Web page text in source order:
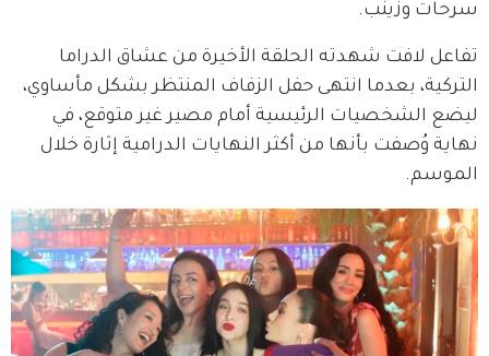
سرحات وزينب.
تفاعل لافت شهدته الحلقة الأخيرة من عشاق الدراما
التركية، بعدما انتهى حفل الزفاف المنتظر بشكل مأساوي،
ليضع الشخصيات الرئيسية أمام مصير غير متوقع، في
نهاية وُصفت بأنها من أكثر النهايات الدرامية إثارة خلال
الموسم.